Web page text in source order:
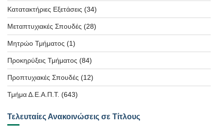
Κατατακτήριες Εξετάσεις (34)
Μεταπτυχιακές Σπουδές (28)
Μητρώο Τμήματος (1)
Προκηρύξεις Τμήματος (84)
Προπτυχιακές Σπουδές (12)
Τμήμα Δ.Ε.Α.Π.Τ. (643)
Τελευταίες Ανακοινώσεις σε Τίτλους